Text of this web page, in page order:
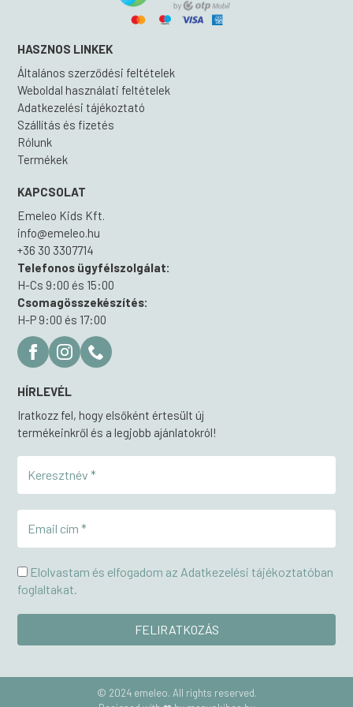
HASZNOS LINKEK
Általános szerződési feltételek
Weboldal használati feltételek
Adatkezelési tájékoztató
Szállítás és fizetés
Rólunk
Termékek
KAPCSOLAT
Emeleo Kids Kft.
info@emeleo.hu
+36 30 3307714
Telefonos ügyfélszolgálat:
H-Cs 9:00 és 15:00
Csomagösszekészítés:
H-P 9:00 és 17:00
HÍRLEVÉL
Iratkozz fel, hogy elsőként értesült új
termékeinkről és a legjobb ajánlatokról!
Elolvastam és elfogadom az Adatkezelési tájékoztatóban
foglaltakat.
© 2024 emeleo. All rights reserved.